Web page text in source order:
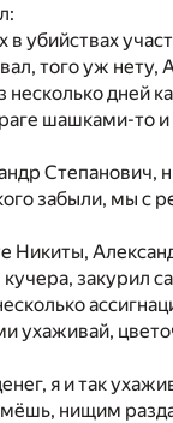
в убийствах
того уж нету,
дней
шашками-то и
Степанович,
забыли, мы с
Никиты,
закурил
ухаживай,
я и так
нищим